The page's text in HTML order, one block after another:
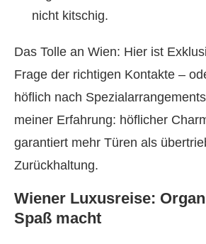
nicht kitschig.
Das Tolle an Wien: Hier ist
Frage der richtigen Kontakte –
höflich nach
meiner Erfahrung: höflicher
garantiert mehr Türen als
Zurückhaltung.
Wiener Luxusreise:
Spaß macht